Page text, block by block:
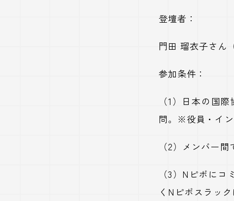
登壇者：
門田 瑠衣子さん
参加条件：
（1）日本の国
問。※役員・イ
（2）メンバー
（3）Nピボに
くNピボスラッ